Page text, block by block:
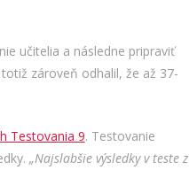
učitelia a následne pripraviť
zároveň odhalil, že až 37-
Testovania 9. Testovanie
„Najslabšie výsledky v teste z